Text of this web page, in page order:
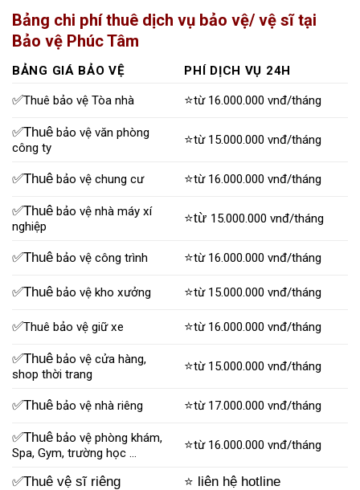
Bảng chi phí thuê dịch vụ bảo vệ/ vệ sĩ tại
Bảo vệ Phúc Tâm
BẢNG GIÁ BẢO VỆ PHÍ DỊCH VỤ 24H
✅Thuê bảo vệ Tòa nhà ⭐từ 16.000.000 vnđ/tháng
✅Thuê bảo vệ văn phòng
công ty
⭐từ 15.000.000 vnđ/tháng
✅Thuê bảo vệ chung cư ⭐từ 16.000.000 vnđ/tháng
✅Thuê bảo vệ nhà máy xí
nghiệp
⭐từ 15.000.000 vnđ/tháng
✅Thuê bảo vệ công trình ⭐từ 16.000.000 vnđ/tháng
✅Thuê bảo vệ kho xưởng ⭐từ 15.000.000 vnđ/tháng
✅Thuê bảo vệ giữ xe ⭐từ 16.000.000 vnđ/tháng
✅Thuê bảo vệ cửa hàng,
shop thời trang
⭐từ 15.000.000 vnđ/tháng
✅Thuê bảo vệ nhà riêng ⭐từ 17.000.000 vnđ/tháng
✅Thuê bảo vệ phòng khám,
Spa, Gym, trường học …
⭐từ 16.000.000 vnđ/tháng
✅Thuê vệ sĩ riêng ⭐ liên hệ hotline